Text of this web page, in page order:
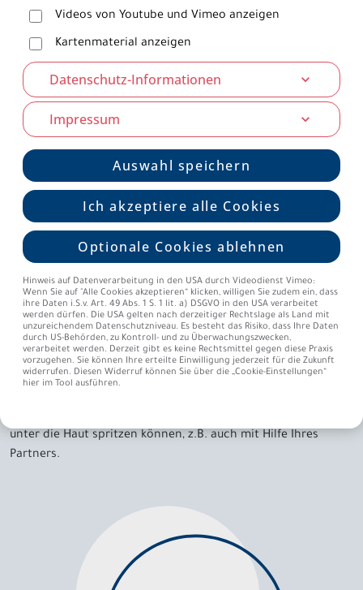
Behandlungsablauf
Die Behandlung startet meist im natürlichen Zyklus der Frau.
Nach einer ersten Kontrolle per Ultraschall und Bluttest
unter die Haut spritzen können, z.B. auch mit Hilfe Ihres
Partners.
Videos von Youtube und Vimeo anzeigen
Kartenmaterial anzeigen
Datenschutz-Informationen
Impressum
Auswahl speichern
Ich akzeptiere alle Cookies
Optionale Cookies ablehnen
Hinweis auf Datenverarbeitung in den USA durch Videodienst Vimeo:
Wenn Sie auf "Alle Cookies akzeptieren“ klicken, willigen Sie zudem ein, dass
ihre Daten i.S.v. Art. 49 Abs. 1 S. 1 lit. a) DSGVO in den USA verarbeitet
werden dürfen. Die USA gelten nach derzeitiger Rechtslage als Land mit
unzureichendem Datenschutzniveau. Es besteht das Risiko, dass Ihre Daten
durch US-Behörden, zu Kontroll- und zu Überwachungszwecken,
verarbeitet werden. Derzeit gibt es keine Rechtsmittel gegen diese Praxis
vorzugehen. Sie können Ihre erteilte Einwilligung jederzeit für die Zukunft
widerrufen. Diesen Widerruf können Sie über die „Cookie-Einstellungen“
hier im Tool ausführen.